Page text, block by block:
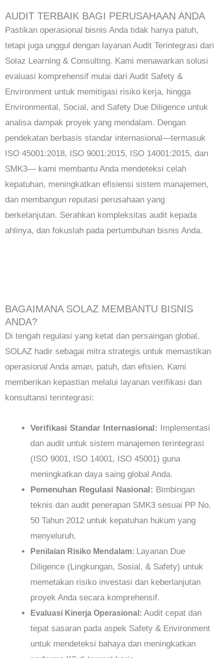
AUDIT TERBAIK BAGI PERUSAHAAN ANDA
Pastikan operasional bisnis Anda tidak hanya patuh,
tetapi juga unggul dengan layanan Audit Terintegrasi dari
Solaz Learning & Consulting. Kami menawarkan solusi
evaluasi komprehensif mulai dari Audit Safety &
Environment untuk memitigasi risiko kerja, hingga
Environmental, Social, and Safety Due Diligence untuk
analisa dampak proyek yang mendalam. Dengan
pendekatan berbasis standar internasional—termasuk
ISO 45001:2018, ISO 9001:2015, ISO 14001:2015, dan
SMK3— kami membantu Anda mendeteksi celah
kepatuhan, meningkatkan efisiensi sistem manajemen,
dan membangun reputasi perusahaan yang
berkelanjutan. Serahkan kompleksitas audit kepada
ahlinya, dan fokuslah pada pertumbuhan bisnis Anda.
BAGAIMANA SOLAZ MEMBANTU BISNIS
ANDA?
Di tengah regulasi yang ketat dan persaingan global,
SOLAZ hadir sebagai mitra strategis untuk memastikan
operasional Anda aman, patuh, dan efisien. Kami
memberikan kepastian melalui layanan verifikasi dan
konsultansi terintegrasi:
Verifikasi Standar Internasional: Implementasi
dan audit untuk sistem manajemen terintegrasi
(ISO 9001, ISO 14001, ISO 45001) guna
meningkatkan daya saing global Anda.
Pemenuhan Regulasi Nasional: Bimbingan
teknis dan audit penerapan SMK3 sesuai PP No.
50 Tahun 2012 untuk kepatuhan hukum yang
menyeluruh.
Penilaian Risiko Mendalam: Layanan Due
Diligence (Lingkungan, Sosial, & Safety) untuk
memetakan risiko investasi dan keberlanjutan
proyek Anda secara komprehensif.
Evaluasi Kinerja Operasional: Audit cepat dan
tepat sasaran pada aspek Safety & Environment
untuk mendeteksi bahaya dan meningkatkan